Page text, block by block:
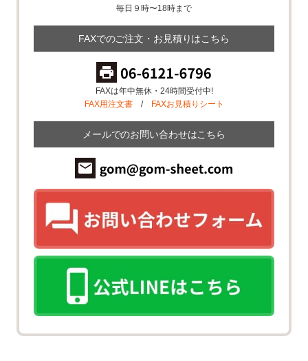
毎日９時〜18時まで
FAXでのご注文・お見積りはこちら
FAXは年中無休・24時間受付中!
FAX用注文書/ FAXお見積りシート
メールでのお問い合わせはこちら